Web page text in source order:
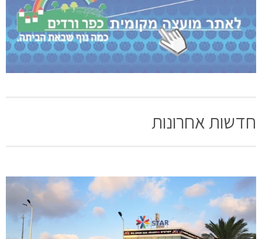
חדשות אחרונות